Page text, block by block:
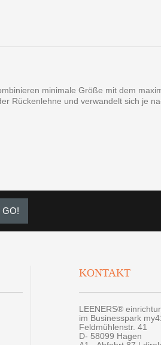
minimale Größe mit dem
Rückenlehne und verwandelt sich je
GO!
KONTAKT
LEENERS®
im Businesspark
Feldmühlenstr. 41
D- 58099 Hagen